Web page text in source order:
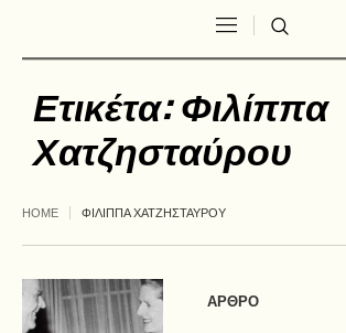
Ετικέτα:Φιλίππα
Χατζησταύρου
HOME ΦΙΛΙΠΠΑ ΧΑΤΖΗΣΤΑΥΡΟΥ
ΑΡΘΡΟ